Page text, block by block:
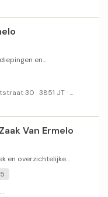
en
Burgemeester van Oordtstraat 30 · 3851 JT ·
Van Ermelo
en overzichtelijke
Herderlaan 12 · 3851 BD ·